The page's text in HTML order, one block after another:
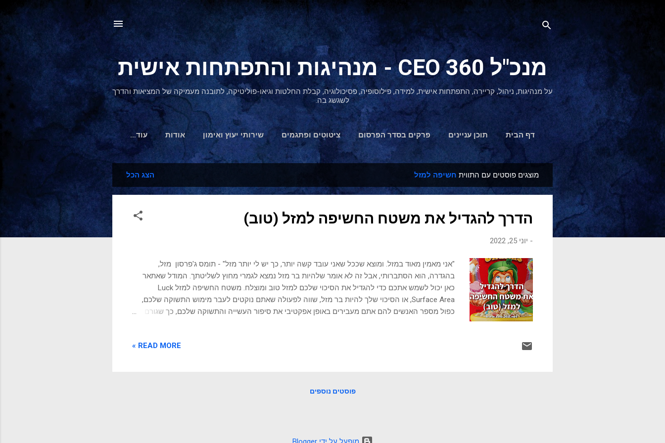
דילוג לתוכן הראשי
מנכ"ל 360 CEO - מנהיגות והתפתחות אישית
על מנהיגות, ניהול, קריירה, התפתחות אישית, למידה, פילוסופיה, פסיכולוגיה, קבלת החלטות וגיאו-פוליטיקה, לתובנה מעמיקה של המציאות והדרך
לשגשג בה.
דף הבית תוכן עניינים פרקים בסדר הפרסום ציטוטים ופתגמים שירותי יעוץ ואימון אודות ‏עוד…
הצהרת נגישות
ש
מוצגים פוסטים עם התווית חשיפה למזל הצג הכל
הדרך להגדיל את משטח החשיפה למזל (טוב)
- יוני 25, 2022
"אני מאמין מאוד במזל. ומוצא שככל שאני עובד קשה יותר, כך יש לי יותר מזל" - תומס ג'פרסון מזל,
בהגדרה, הוא הסתברותי, אבל זה לא אומר שלהיות בר מזל נמצא לגמרי מחוץ לשליטתך. המודל שאתאר
כאן יכול לשמש אתכם כדי להגדיל את הסיכוי שלכם למזל טוב ומוצלח. משטח החשיפה למזל Luck
Surface Area, או הסיכוי שלך להיות בר מזל, שווה לפעולה שאתם נוקטים לעבר מימוש התשוקה שלכם,
כפול מספר האנשים להם אתם מעבירים באופן אפקטיבי את סיפור העשייה והתשוקה שלכם, כך שגורם
ג'ייסון רוברטס Jason Roberts. ג'ייסון הסביר שנקיטת פעולה כלפי התשוקה שלך תגרום לך לפתחREAD MORE »
פוסטים נוספים